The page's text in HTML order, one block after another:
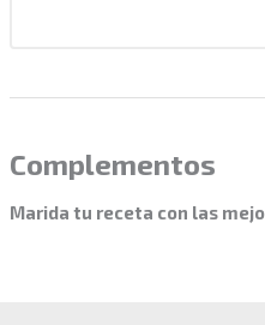
Complementos
Marida tu receta con las